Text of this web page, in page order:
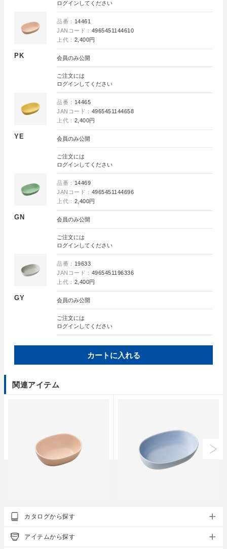
ログイン してください
PK
品番： 14461
JANコード： 4965451144610
上代： 2,400円
会員のみ公開
ご注文には
ログイン してください
YE
品番： 14465
JANコード： 4965451144658
上代： 2,400円
会員のみ公開
ご注文には
ログイン してください
GN
品番： 14469
JANコード： 4965451144696
上代： 2,400円
会員のみ公開
ご注文には
ログイン してください
GY
品番： 19633
JANコード： 4965451196336
上代： 2,400円
会員のみ公開
ご注文には
ログイン してください
カートに入れる
関連アイテム
essence of life
oval ボウル〈S〉
●● ●●
カタログから探す
アイテムから探す